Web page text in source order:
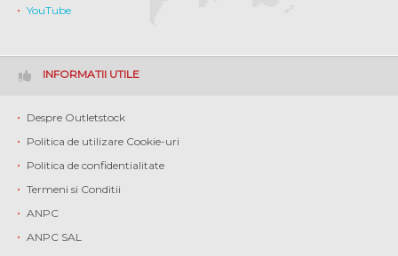
YouTube
INFORMATII UTILE
Despre Outletstock
Politica de utilizare Cookie-uri
Politica de confidentialitate
Termeni si Conditii
ANPC
ANPC SAL